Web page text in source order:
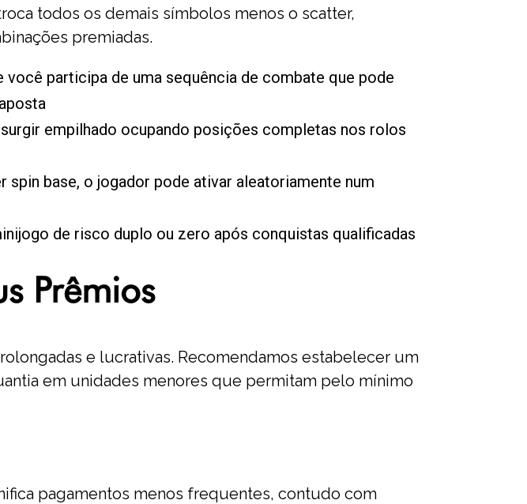
todos os demais símbolos menos o scatter,
premiadas.
participa de uma sequência de combate que pode
empilhado ocupando posições completas nos rolos
spin base, o jogador pode ativar aleatoriamente num
de risco duplo ou zero após conquistas qualificadas
Prêmios
e lucrativas. Recomendamos estabelecer um
em unidades menores que permitam pelo mínimo
pagamentos menos frequentes, contudo com